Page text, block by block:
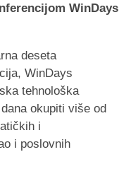
WinDays
deseta
WinDays
tehnološka
okupiti više od
i
i poslovnih